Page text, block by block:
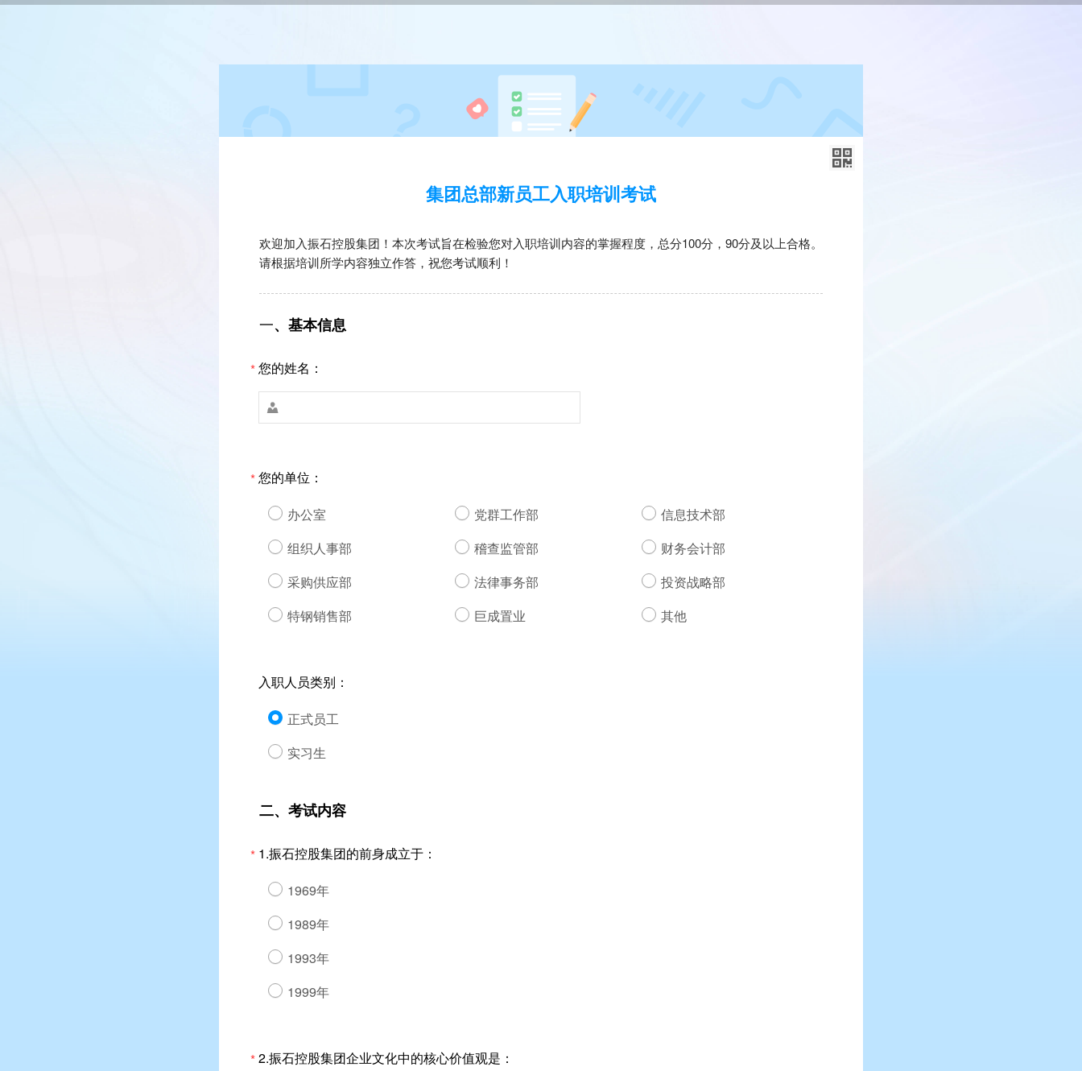
集团总部新员工入职培训考试
欢迎加入振石控股集团！本次考试旨在检验您对入职培训内容的掌握程度，总分100分，90分及以上合格。
请根据培训所学内容独立作答，祝您考试顺利！
一、基本信息
*您的姓名：

*您的单位：
办公室
党群工作部
信息技术部
组织人事部
稽查监管部
财务会计部
采购供应部
法律事务部
投资战略部
特钢销售部
巨成置业 其他
入职人员类别：
正式员工
实习生
二、考试内容
* 1.振石控股集团的前身成立于：
1969年
1989年
1993年
1999年
*2.振石控股集团企业文化中的核心价值观是：